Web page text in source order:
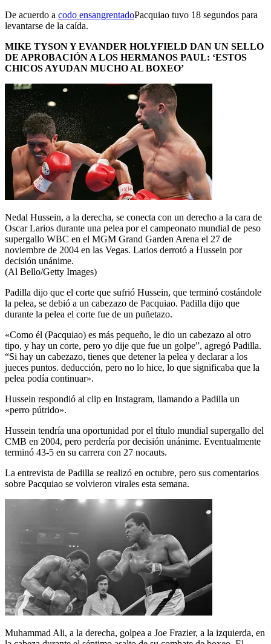
De acuerdo a codo ensangrentadoPacquiao tuvo 18 segundos para
levantarse de la caída.
MIKE TYSON Y EVANDER HOLYFIELD DAN UN SELLO
DE APROBACIÓN A LOS HERMANOS PAUL: ‘ESTOS
CHICOS AYUDAN MUCHO AL BOXEO’
Nedal Hussein, a la derecha, se conecta con un derecho a la cara de
Oscar Larios durante una pelea por el campeonato mundial de peso
supergallo WBC en el MGM Grand Garden Arena el 27 de
noviembre de 2004 en las Vegas. Larios derrotó a Hussein por
decisión unánime.
(Al Bello/Getty Images)
Padilla dijo que el corte que sufrió Hussein, que terminó costándole
la pelea, se debió a un cabezazo de Pacquiao. Padilla dijo que
durante la pelea el corte fue de un puñetazo.
«Como él (Pacquiao) es más pequeño, le dio un cabezazo al otro
tipo, y hay un corte, pero yo dije que fue un golpe”, agregó Padilla.
“Si hay un cabezazo, tienes que detener la pelea y declarar a los
jueces puntos. deducción, pero no lo hice, lo que significaba que la
pelea podía continuar».
Hussein respondió al clip en Instagram, llamando a Padilla un
«perro pútrido».
Hussein tendría una oportunidad por el título mundial supergallo del
CMB en 2004, pero perdería por decisión unánime. Eventualmente
terminó 43-5 en su carrera con 27 nocauts.
La entrevista de Padilla se realizó en octubre, pero sus comentarios
sobre Pacquiao se volvieron virales esta semana.
Muhammad Ali, a la derecha, golpea a Joe Frazier, a la izquierda, en